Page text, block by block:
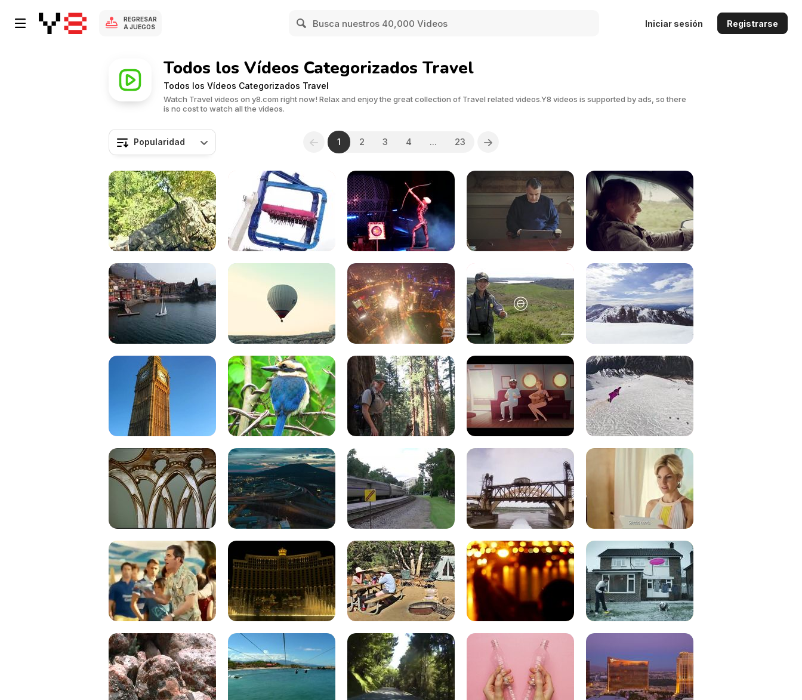
REGRESAR
A JUEGOS
Iniciar sesión Registrarse
Todos los Vídeos Categorizados Travel
Todos los Vídeos Categorizados Travel
Watch Travel videos on y8.com right now! Relax and enjoy the great collection of Travel related videos.Y8 videos is supported by ads, so there
is no cost to watch all the videos.
Popularidad 1 2 3 4 ... 23